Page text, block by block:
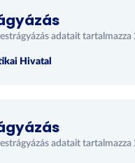
adatait
Hivatal
adatait